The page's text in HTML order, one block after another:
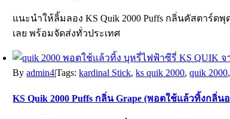
แนะนำให้ลิ้มลอง KS Quik 2000 Puffs กลิ่นคัสตาร์
เลย พร้อมจัดส่งทั่วประเทศ
Byadmin4|Tags:kardinal Stick,ks quik 2000,quik 2000
KS Quik 2000 Puffs กลิ่น Grape (พอตใช้แล้วทิ้งกลิ่น